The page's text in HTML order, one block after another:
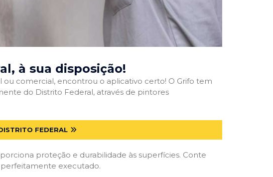
, à sua disposição!
ou comercial, encontrou o aplicativo certo! O Grifo tem
do Distrito Federal, através de pintores
FEDERAL
proteção e durabilidade às superfícies. Conte
perfeitamente executado.